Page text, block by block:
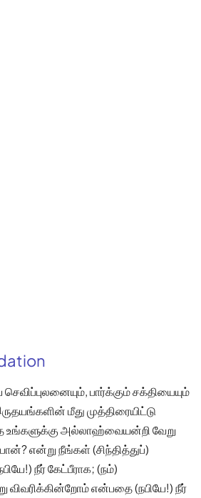
பார்க்கும் சக்தியையும்
மீது முத்திரையிட்டு
உங்களுக்கு அல்லாஹ்வையன்றி வேறு
என்று நீங்கள் (சிந்தித்துப்)
நீர் கேட்பீராக; (நம்)
விவரிக்கின்றோம் என்பதை (நபியே!) நீர்